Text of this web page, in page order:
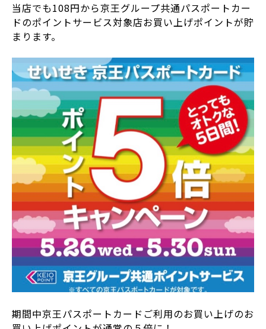
当店でも108円から京王グループ共通パスポートカー
ドのポイントサービス対象店お買い上げポイントが貯
まります。
期間中京王パスポートカードご利用のお買い上げのお